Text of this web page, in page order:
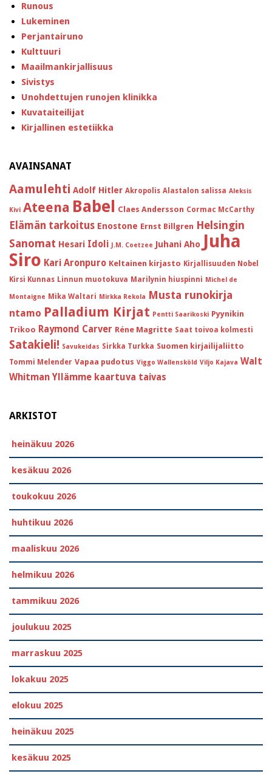
Runous
Lukeminen
Perjantairuno
Kulttuuri
Maailmankirjallisuus
Sivistys
Unohdettujen runojen klinikka
Kuvataiteilijat
Kirjallinen estetiikka
AVAINSANAT
Aamulehti Adolf Hitler Akropolis Alastalon salissa Aleksis
Kivi Ateena Babel Claes Andersson Cormac McCarthy
Elämän tarkoitus Enostone Ernst Billgren Helsingin
Sanomat Hesari Idoli J.M. Coetzee Juhani Aho Juha
Siro Kari Aronpuro Keltainen kirjasto Kirjallisuuden Nobel
Kirsi Kunnas Linnun muotokuva Marilynin hiuspinni Michel de
Montaigne Mika Waltari Mirkka Rekola Musta runokirja
ntamo Palladium Kirjat Pentti Saarikoski Pyynikin
Trikoo Raymond Carver Réne Magritte Saat toivoa kolmesti
Satakieli! Savukeidas Sirkka Turkka Suomen kirjailijaliitto
Tommi Melender Vapaa pudotus Viggo Wallensköld Viljo Kajava Walt
Whitman Yllämme kaartuva taivas
ARKISTOT
heinäkuu 2026
kesäkuu 2026
toukokuu 2026
huhtikuu 2026
maaliskuu 2026
helmikuu 2026
tammikuu 2026
joulukuu 2025
marraskuu 2025
lokakuu 2025
elokuu 2025
heinäkuu 2025
kesäkuu 2025